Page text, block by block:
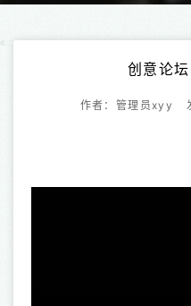
创意论
作者：管理员xyy